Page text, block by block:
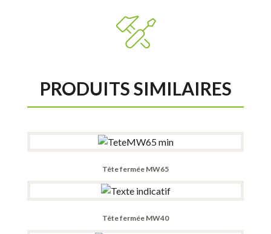
PRODUITS SIMILAIRES
Tête fermée MW65
Tête fermée MW40